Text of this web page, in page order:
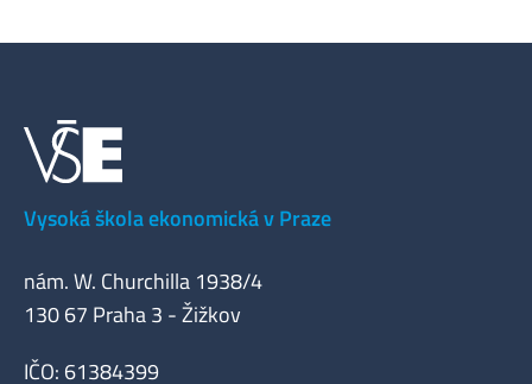
Vysoká škola ekonomická v Praze
nám. W. Churchilla 1938/4
130 67 Praha 3 - Žižkov
IČO: 61384399